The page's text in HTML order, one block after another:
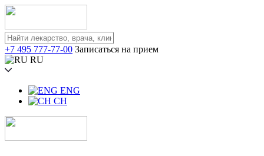
+7 495 777-77-00 Записаться на прием
RU
ENG
CH